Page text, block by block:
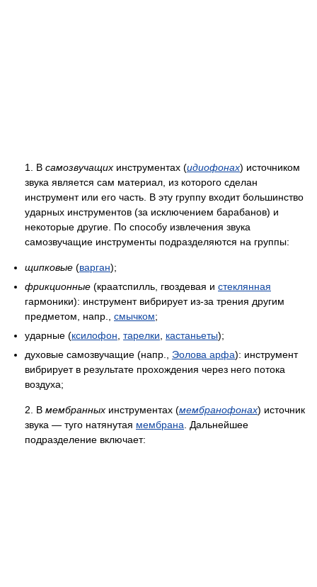
1. В самозвучащих инструментах (идиофонах) источником
звука является сам материал, из которого сделан
инструмент или его часть. В эту группу входит большинство
ударных инструментов (за исключением барабанов) и
некоторые другие. По способу извлечения звука
самозвучащие инструменты подразделяются на группы:
щипковые (варган);
фрикционные (краатспилль, гвоздевая и стеклянная
гармоники): инструмент вибрирует из-за трения другим
предметом, напр., смычком;
ударные (ксилофон тарелки кастаньеты);
духовые самозвучащие (напр., Эолова арфа): инструмент
вибрирует в результате прохождения через него потока
воздуха;
2. В мембранных инструментах (мембранофонах) источник
звука — туго натянутая мембрана . Дальнейшее
подразделение включает: